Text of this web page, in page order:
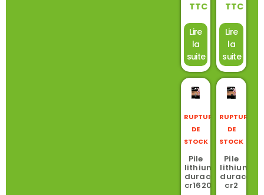
TTC
Lire
la
suite
TTC
Lire
la
suite
RUPTURE
DE
STOCK
Pile
lithium
duracell
cr1620
RUPTURE
DE
STOCK
Pile
lithium
duracell
cr2